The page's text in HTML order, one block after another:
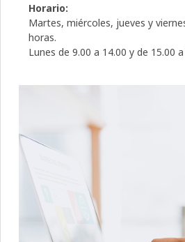
Horario:
Martes, miércoles, jueves y
horas.
Lunes de 9.00 a 14.00 y de 15.00